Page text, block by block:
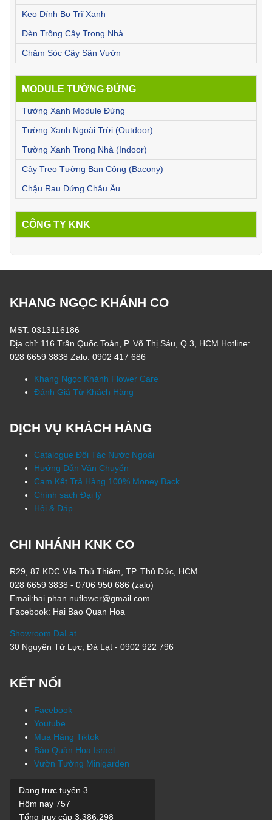
Keo Dính Bọ Trĩ Xanh
Đèn Trồng Cây Trong Nhà
Chăm Sóc Cây Sân Vườn
MODULE TƯỜNG ĐỨNG
Tường Xanh Module Đứng
Tường Xanh Ngoài Trời (Outdoor)
Tường Xanh Trong Nhà (Indoor)
Cây Treo Tường Ban Công (Bacony)
Chậu Rau Đứng Châu Âu
CÔNG TY KNK
KHANG NGỌC KHÁNH CO
MST: 0313116186
Địa chỉ: 116 Trần Quốc Toản, P. Võ Thị Sáu, Q.3, HCM Hotline:
028 6659 3838 Zalo: 0902 417 686
Khang Ngọc Khánh Flower Care
Đánh Giá Từ Khách Hàng
DỊCH VỤ KHÁCH HÀNG
Catalogue Đối Tác Nước Ngoài
Hướng Dẫn Vận Chuyển
Cam Kết Trả Hàng 100% Money Back
Chính sách Đại lý
Hỏi & Đáp
CHI NHÁNH KNK CO
R29, 87 KDC Vila Thủ Thiêm, TP. Thủ Đức, HCM
028 6659 3838 - 0706 950 686 (zalo)
Email:hai.phan.nuflower@gmail.com
Facebook: Hai Bao Quan Hoa
Showroom DaLat
30 Nguyên Tử Lực, Đà Lạt - 0902 922 796
KẾT NỐI
Facebook
Youtube
Mua Hàng Tiktok
Bảo Quản Hoa Israel
Vườn Tường Minigarden
Đang trực tuyến 3
Hôm nay 757
Tổng truy cập 3.386.298